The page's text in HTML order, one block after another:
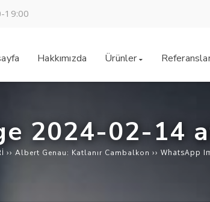
19:00
Hakkımızda Ürünler
2024-02-14
›› Albert Genau: Katlanır Cambalkon ›› WhatsApp